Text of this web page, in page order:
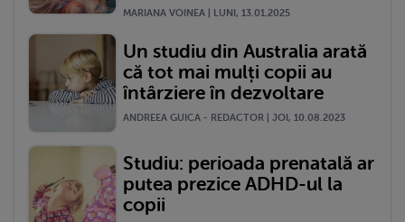
MARIANA VOINEA | LUNI, 13.01.2025
Un studiu din Australia arată
că tot mai mulți copii au
întârziere în dezvoltare
ANDREEA GUICA - REDACTOR | JOI, 10.08.2023
Studiu: perioada prenatală ar
putea prezice ADHD-ul la
copii